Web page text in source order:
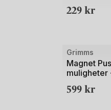
av
229kr
Bilde
av
Grimms
Magnet
muligheter
599kr